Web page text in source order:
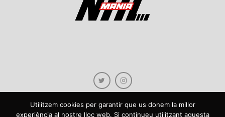
Utilitzem cookies per garantir que us donem la millor
experiència al nostre lloc web. Si continueu utilitzant aquesta